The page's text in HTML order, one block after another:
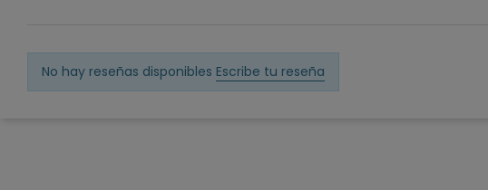
No hay reseñas disponibles Escribe tu reseña